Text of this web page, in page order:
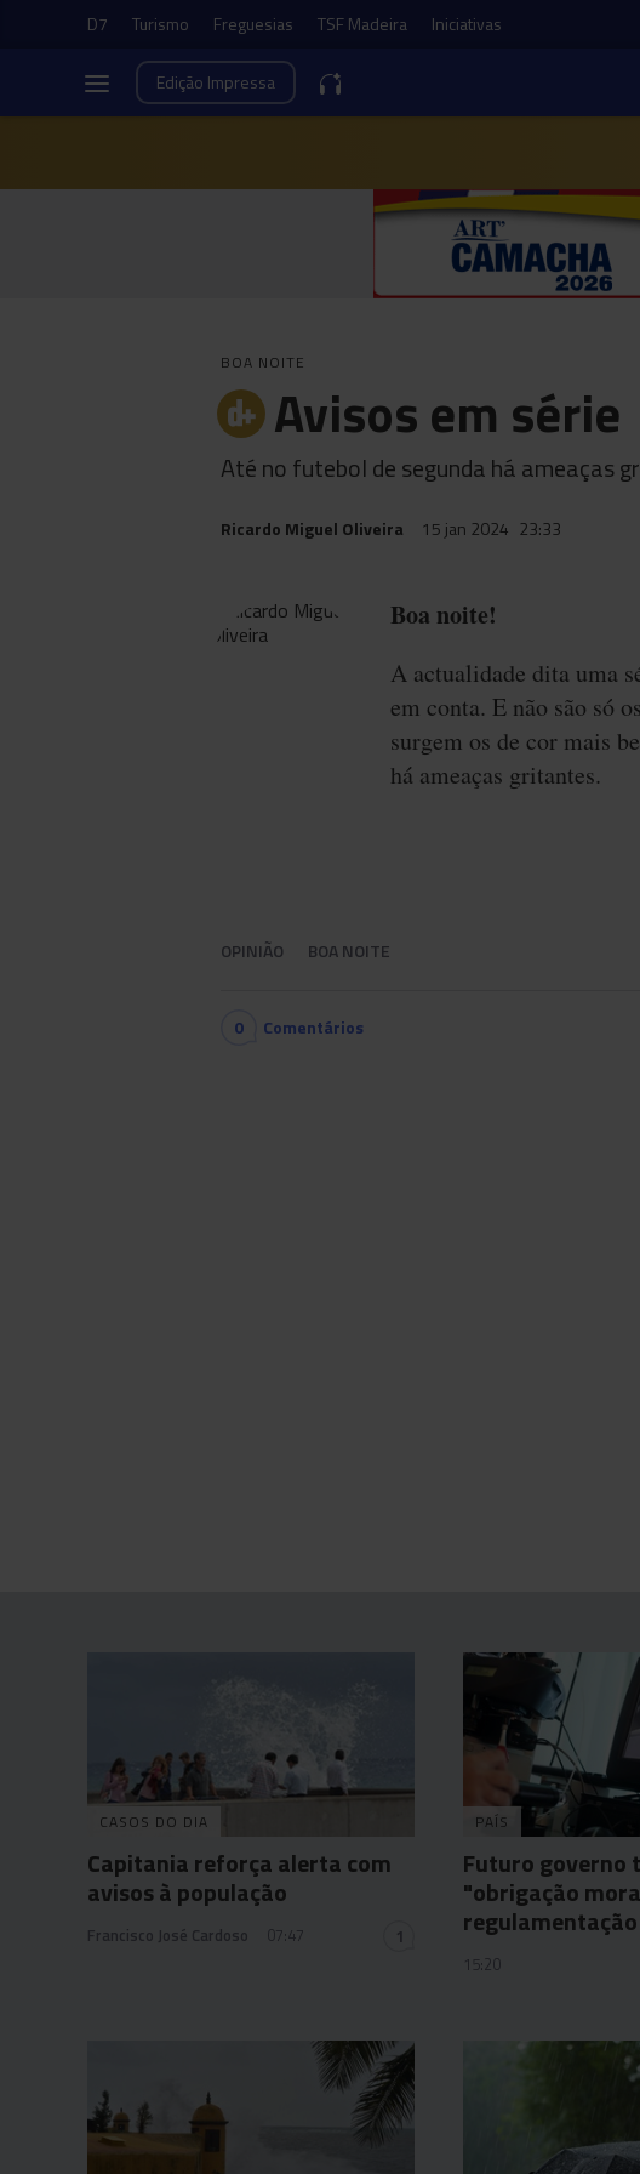
D7 Turismo Freguesias TSF Madeira Iniciativas
Edição Impressa
BOA NOITE
Avisos em série
Até no futebol de segunda há ameaças
Ricardo Miguel Oliveira 15 jan 2024 23:33
Boa noite!
A actualidade dita uma
em conta. E não são só
surgem os de cor mais
há ameaças gritantes.
OPINIÃO BOA NOITE
0 Comentários
CASOS DO DIA
Capitania reforça alerta com
avisos à população
Francisco José Cardoso 07:47 1
PAÍS
Futuro governo
"obrigação
15:20